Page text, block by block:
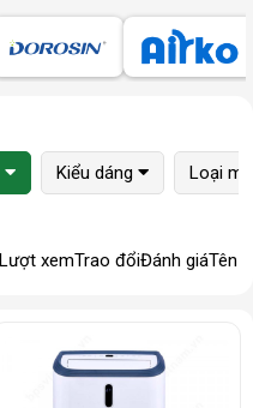
Kiểu dáng Loại
Lượt xemTrao đổiĐánh giáTên